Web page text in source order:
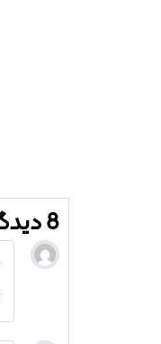
8 دیدگاه برای